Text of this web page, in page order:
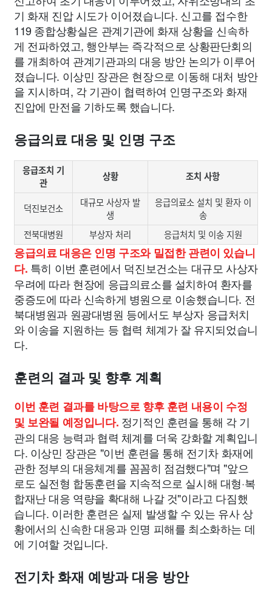
기 화재 진압 시도가 이어졌습니다. 신고를 접수한
119 종합상황실은 관계기관에 화재 상황을 신속하
게 전파하였고, 행안부는 즉각적으로 상황판단회의
를 개최하여 관계기관과의 대응 방안 논의가 이루어
졌습니다. 이상민 장관은 현장으로 이동해 대처 방안
을 지시하며, 각 기관이 협력하여 인명구조와 화재
진압에 만전을 기하도록 했습니다.
응급의료 대응 및 인명 구조
응급조치 기
관
상황 조치 사항
덕진보건소
대규모 사상자 발
생
응급의료소 설치 및 환자 이
송
전북대병원
부상자 처리 응급처치 및 이송 지원
응급의료 대응은 인명 구조와 밀접한 관련이 있습니
다. 특히 이번 훈련에서 덕진보건소는 대규모 사상자
우려에 따라 현장에 응급의료소를 설치하여 환자를
중증도에 따라 신속하게 병원으로 이송했습니다. 전
북대병원과 원광대병원 등에서도 부상자 응급처치
와 이송을 지원하는 등 협력 체계가 잘 유지되었습니
다.
훈련의 결과 및 향후 계획
이번 훈련 결과를 바탕으로 향후 훈련 내용이 수정
및 보완될 예정입니다. 정기적인 훈련을 통해 각 기
관의 대응 능력과 협력 체계를 더욱 강화할 계획입니
다. 이상민 장관은 "이번 훈련을 통해 전기차 화재에
관한 정부의 대응체계를 꼼꼼히 점검했다"며 "앞으
로도 실전형 합동훈련을 지속적으로 실시해 대형·복
합재난 대응 역량을 확대해 나갈 것"이라고 다짐했
습니다. 이러한 훈련은 실제 발생할 수 있는 유사 상
황에서의 신속한 대응과 인명 피해를 최소화하는 데
에 기여할 것입니다.
전기차 화재 예방과 대응 방안